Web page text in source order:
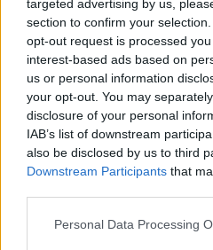
targeted advertising by us,
section to confirm your
opt-out request is processed
interest-based ads based on
us or personal information
your opt-out. You may
disclosure of your personal
IAB’s list of downstream
also be disclosed by us to third
Downstream Participants that
Personal Data Processing
Ροδόπης Κατά των
«Ελληνικός Χρυσός ΑΕ”:
και Ψέματα»
9 Αυγούστου, 2026
Συνελήφθησαν -4- διακινητές
οποίοι προωθούσαν στο
της Χώρας, σε τέσσερις
διαφορετικές περιπτώσεις,
νόμιμους μετανάστες
9 Αυγούστου, 2026